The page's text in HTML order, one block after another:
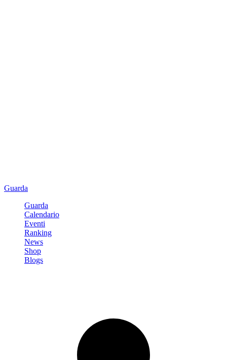
Guarda
Guarda
Calendario
Eventi
Ranking
News
Shop
Blogs